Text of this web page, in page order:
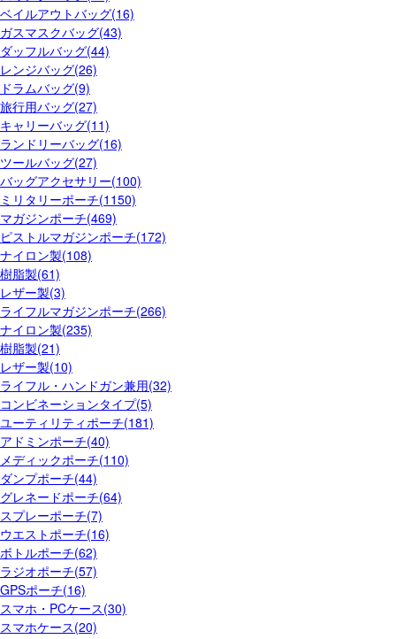
ベイルアウトバッグ(16)
ガスマスクバッグ(43)
ダッフルバッグ(44)
レンジバッグ(26)
ドラムバッグ(9)
旅行用バッグ(27)
キャリーバッグ(11)
ランドリーバッグ(16)
ツールバッグ(27)
バッグアクセサリー(100)
ミリタリーポーチ(1150)
マガジンポーチ(469)
ピストルマガジンポーチ(172)
ナイロン製(108)
樹脂製(61)
レザー製(3)
ライフルマガジンポーチ(266)
ナイロン製(235)
樹脂製(21)
レザー製(10)
ライフル・ハンドガン兼用(32)
コンビネーションタイプ(5)
ユーティリティポーチ(181)
アドミンポーチ(40)
メディックポーチ(110)
ダンプポーチ(44)
グレネードポーチ(64)
スプレーポーチ(7)
ウエストポーチ(16)
ボトルポーチ(62)
ラジオポーチ(57)
GPSポーチ(16)
スマホ・PCケース(30)
スマホケース(20)